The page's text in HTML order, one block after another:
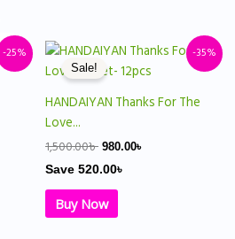
-25% -35%
Sale!
HANDAIYAN Thanks For The
Love...
1,500.00৳
Original
was:
980.00৳
Current
is:
Save 520.00৳
Buy Now